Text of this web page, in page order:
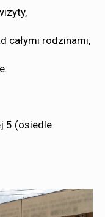
całymi rodzinami,
5 (osiedle